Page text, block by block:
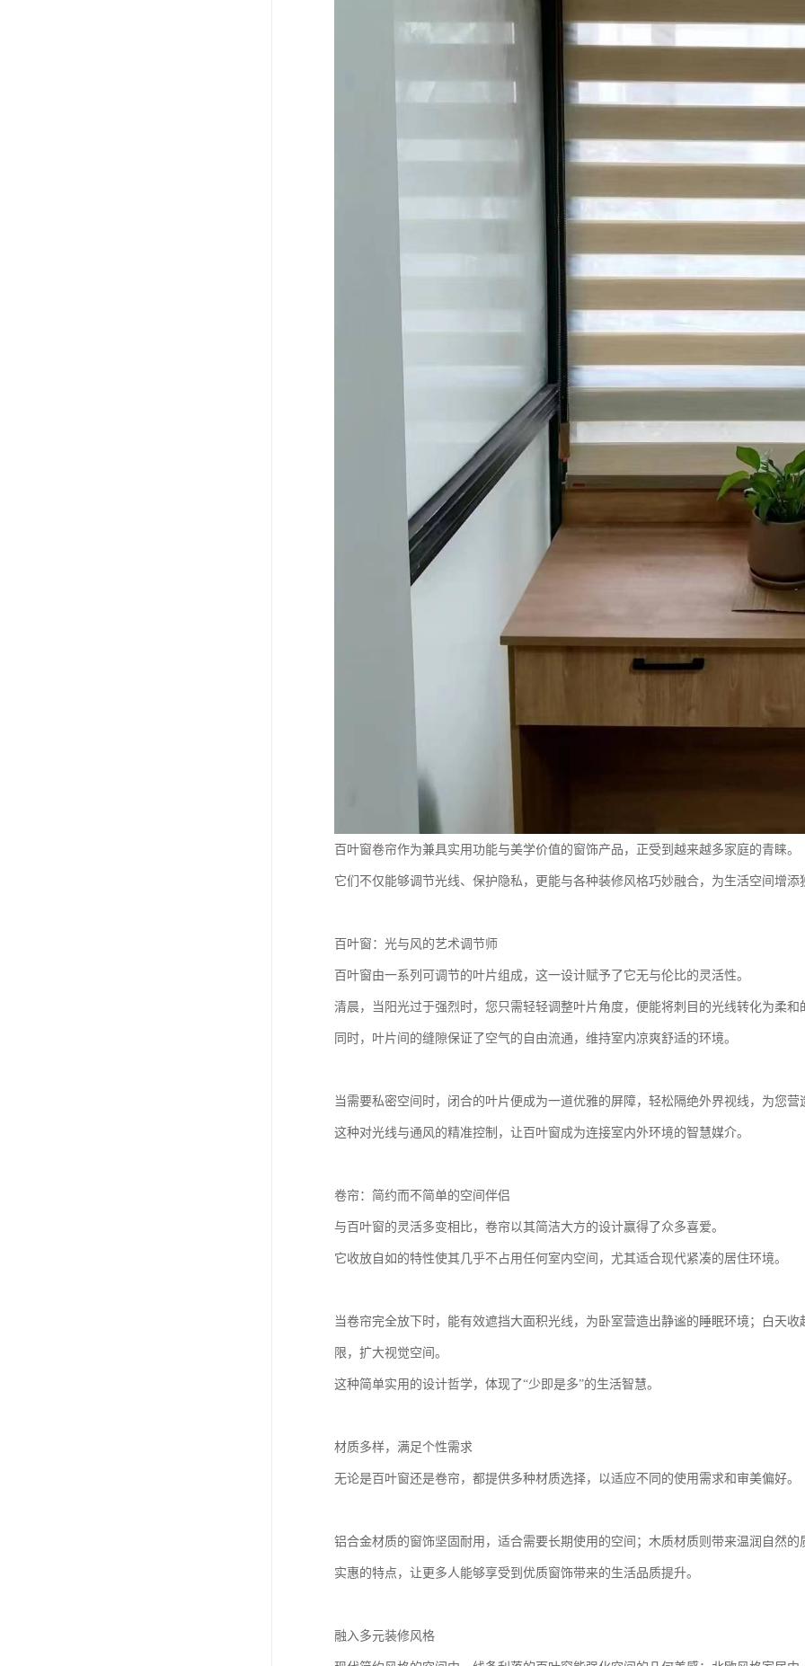
百叶窗卷帘作为兼具实用功能与美学价值的窗饰产品，正受到越来越多家庭的青睐。
它们不仅能够调节光线、保护隐私，更能与各种装修风格巧妙融合，为生活空间增添
百叶窗：光与风的艺术调节师
百叶窗由一系列可调节的叶片组成，这一设计赋予了它无与伦比的灵活性。
清晨，当阳光过于强烈时，您只需轻轻调整叶片角度，便能将刺目的光线转化为柔和
同时，叶片间的缝隙保证了空气的自由流通，维持室内凉爽舒适的环境。
当需要私密空间时，闭合的叶片便成为一道优雅的屏障，轻松隔绝外界视线，为您营
这种对光线与通风的精准控制，让百叶窗成为连接室内外环境的智慧媒介。
卷帘：简约而不简单的空间伴侣
与百叶窗的灵活多变相比，卷帘以其简洁大方的设计赢得了众多喜爱。
它收放自如的特性使其几乎不占用任何室内空间，尤其适合现代紧凑的居住环境。
当卷帘完全放下时，能有效遮挡大面积光线，为卧室营造出静谧的睡眠环境；白天
限，扩大视觉空间。
这种简单实用的设计哲学，体现了“少即是多”的生活智慧。
材质多样，满足个性需求
无论是百叶窗还是卷帘，都提供多种材质选择，以适应不同的使用需求和审美偏好。
铝合金材质的窗饰坚固耐用，适合需要长期使用的空间；木质材质则带来温润自然
实惠的特点，让更多人能够享受到优质窗饰带来的生活品质提升。
融入多元装修风格